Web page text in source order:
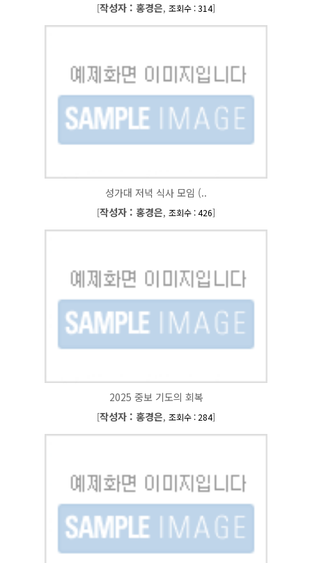
[작성자 : 홍경은, 조회수 : 314]
성가대 저녁 식사 모임 (..
[작성자 : 홍경은, 조회수 : 426]
2025 중보 기도의 회복
[작성자 : 홍경은, 조회수 : 284]